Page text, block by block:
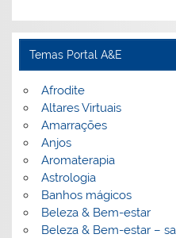
Temas Portal A&E
Afrodite
Altares Virtuais
Amarrações
Anjos
Aromaterapia
Astrologia
Banhos mágicos
Beleza & Bem-estar
Beleza & Bem-estar –